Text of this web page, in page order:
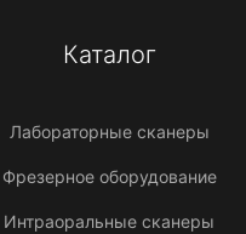
Каталог
Лабораторные сканеры
Фрезерное оборудование
Интраоральные сканеры